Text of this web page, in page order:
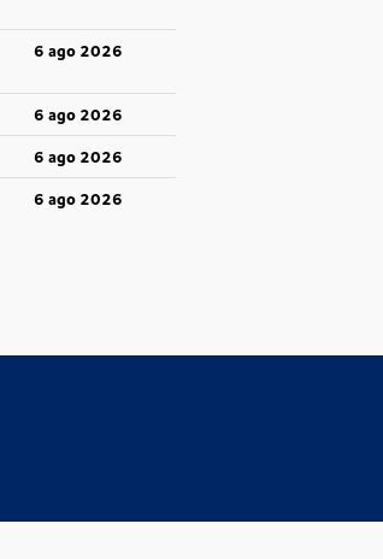
6 ago 2026
6 ago 2026
6 ago 2026
6 ago 2026